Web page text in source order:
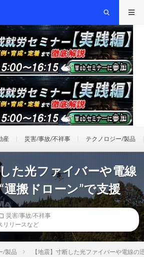
産 災害/事故/不祥事 テクノロジー/製品
した光ファイバーや電線
運搬ドローン”で支援
災害/事故/不祥事
リリースなど
/製品 【地震】寸断した光ファイバーや電線の